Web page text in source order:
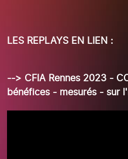
LES REPLAYS EN LIEN :
--> CFIA Rennes 2023 -
bénéfices - mesurés - sur